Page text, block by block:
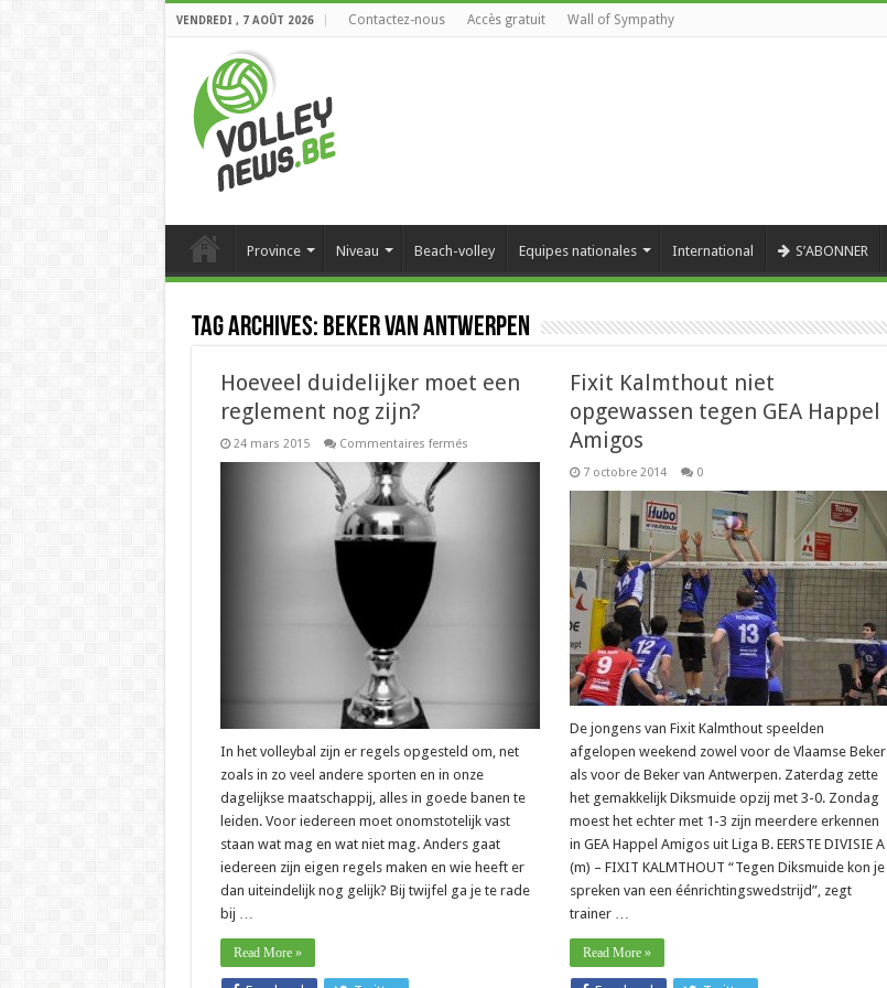
VENDREDI , 7 AOÛT 2026 Contactez-nous Accès gratuit Wall of Sympathy
Province Niveau Beach-volley Equipes nationales International S’ABONNER
Tag Archives: Beker van Antwerpen
Hoeveel duidelijker moet een
reglement nog zijn?
24 mars 2015 Commentaires ferméssur
In het volleybal zijn er regels opgesteld om, net
zoals in zo veel andere sporten en in onze
dagelijkse maatschappij, alles in goede banen te
leiden. Voor iedereen moet onomstotelijk vast
staan wat mag en wat niet mag. Anders gaat
iedereen zijn eigen regels maken en wie heeft er
dan uiteindelijk nog gelijk? Bij twijfel ga je te rade
bij …
Read More »
Fixit Kalmthout niet
opgewassen tegen GEA Happel
Amigos
7 octobre 2014 0
De jongens van Fixit Kalmthout speelden
afgelopen weekend zowel voor de Vlaamse Beker
als voor de Beker van Antwerpen. Zaterdag zette
het gemakkelijk Diksmuide opzij met 3-0. Zondag
moest het echter met 1-3 zijn meerdere erkennen
in GEA Happel Amigos uit Liga B. EERSTE DIVISIE A
(m) – FIXIT KALMTHOUT “Tegen Diksmuide kon je
spreken van een éénrichtingswedstrijd”, zegt
trainer …
Read More »